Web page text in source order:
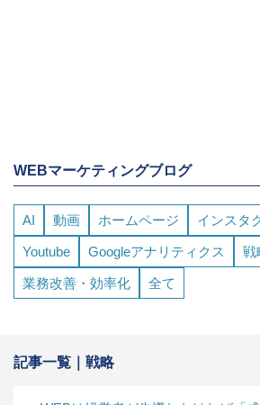
WEBマーケティングブログ
AI 動画 ホームページ インスタ
Youtube Googleアナリティクス 戦
業務改善・効率化 全て
記事一覧｜戦略